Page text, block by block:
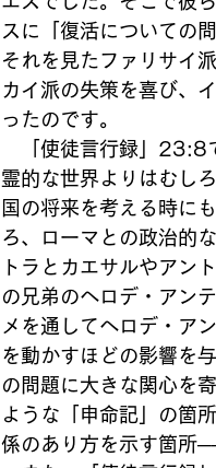
スに「復活についての
それを見たファリサイ
カイ派の失策を喜び、
ったのです。
「使徒言行録」23:8
霊的な世界よりはむし
国の将来を考える時に
ろ、ローマとの政治的
トラとカエサルやアン
の兄弟のヘロデ・アン
メを通してヘロデ・ア
を動かすほどの影響を
の問題に大きな関心を
ような「申命記」の箇
係のあり方を示す箇所